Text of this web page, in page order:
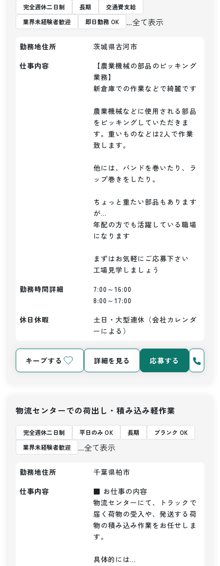
完全週休二日制 長期
交通費支給
業界未経験者歓迎
即日勤務 OK ...全て表示
勤務地住所
茨城県古河市
仕事内容
【農業機械の部品のピッキング
業務】
新倉庫での作業などで綺麗です
農業機械などに使用される部品
をピッキングしていただきま
す。重いものなどは2人で作業
致します。
他には、バンドを巻いたり、ラ
ップ巻きをしたり。
ちょっと重たい部品もあります
が...
年配の方でも活躍している職場
になります
まずはお気軽にご応募下さい
勤務時間詳細
7:00～16:00
8:00～17:00
休日休暇
土日・大型連休（会社カレンダ
ーによる）
キープする 詳細を見る 応募する
物流センターでの荷出し・積み込み軽作業
完全週休二日制 平日のみ OK 長期
ブランク OK
業界未経験者歓迎
...全て表示
勤務地住所
千葉県柏市
仕事内容
■ お仕事の内容
物流センターにて、トラックで
届く荷物の受入や、発送する荷
物の積み込み作業をお任せしま
す。
具体的には…